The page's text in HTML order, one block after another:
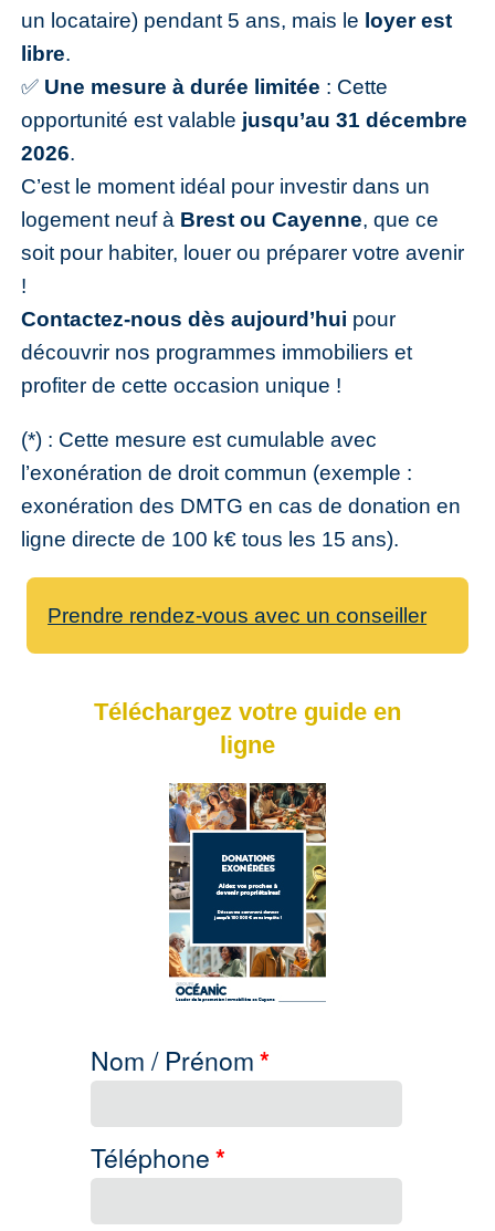
un locataire) pendant 5 ans, mais le loyer est
libre.
✅ Une mesure à durée limitée : Cette
opportunité est valable jusqu’au 31 décembre
2026.
C’est le moment idéal pour investir dans un
logement neuf à Brest ou Cayenne, que ce
soit pour habiter, louer ou préparer votre avenir
!
Contactez-nous dès aujourd’hui pour
découvrir nos programmes immobiliers et
profiter de cette occasion unique !
(*) : Cette mesure est cumulable avec
l’exonération de droit commun (exemple :
exonération des DMTG en cas de donation en
ligne directe de 100 k€ tous les 15 ans).
Prendre rendez-vous avec un conseiller
Téléchargez votre guide en
ligne
Nom / Prénom*
Téléphone*